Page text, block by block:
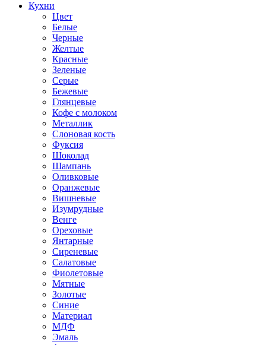
Кухни
Цвет
Белые
Черные
Желтые
Красные
Зеленые
Серые
Бежевые
Глянцевые
Кофе с молоком
Металлик
Слоновая кость
Фуксия
Шоколад
Шампань
Оливковые
Оранжевые
Вишневые
Изумрудные
Венге
Ореховые
Янтарные
Сиреневые
Салатовые
Фиолетовые
Мятные
Золотые
Синие
Материал
МДФ
Эмаль